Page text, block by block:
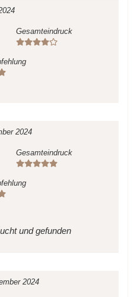
Gesamteindruck
2024
Gesamteindruck
und gefunden
2024